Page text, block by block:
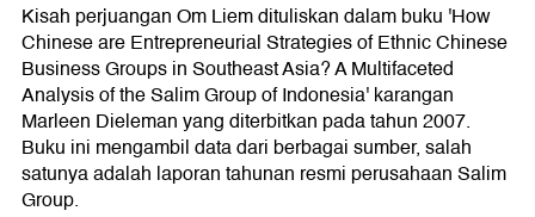
Kisah perjuangan Om Liem dituliskan dalam buku 'How
Chinese are Entrepreneurial Strategies of Ethnic Chinese
Business Groups in Southeast Asia? A Multifaceted
Analysis of the Salim Group of Indonesia' karangan
Marleen Dieleman yang diterbitkan pada tahun 2007.
Buku ini mengambil data dari berbagai sumber, salah
satunya adalah laporan tahunan resmi perusahaan Salim
Group.